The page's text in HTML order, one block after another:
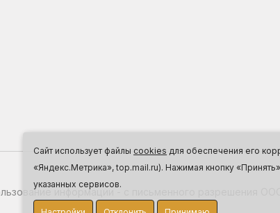
Сайт использует файлыcookies для обеспечения его
«Яндекс.Метрика», top.mail.ru). Нажимая кнопку
указанных сервисов.
информации - с письменного разрешения